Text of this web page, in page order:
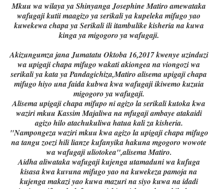
Mkuu wa wilaya ya Shinyanga Josephine Matiro amewataka
wafugaji kutii maagizo ya serikali ya kupeleka mifugo yao
kuwekewa chapa ya Serikali ili itambulike kisheria na kuwa
kinga ya migogoro ya wafugaji.
Akizungumza jana Jumatatu Oktoba 16,2017 kwenye uzinduzi
wa upigaji chapa mifugo wakati akiongea na viongozi wa
serikali ya kata ya Pandagichiza,Matiro alisema upigaji chapa
mifugo hiyo una faida kubwa kwa wafugaji ikiwemo kuzuia
migogoro ya wafugaji.
Alisema upigaji chapa mifupo ni agizo la serikali kutoka kwa
waziri mkuu Kassim Majaliwa na mfugaji ambaye atakaidi
agizo hilo atachukuliwa hatua kali za kisheria.
"Nampongeza waziri mkuu kwa agizo la upigaji chapa mifugo
na tangu zoezi hili lianze kufanyika hakuna mgogoro wowote
wa wafugaji uliotokea",alisema Matiro.
Aidha aliwataka wafugaji kujenga utamaduni wa kufuga
kisasa kwa kuvuna mifugo yao na kuwekeza pamoja na
kujenga makazi yao kuwa mazuri na siyo kuwa na idadi